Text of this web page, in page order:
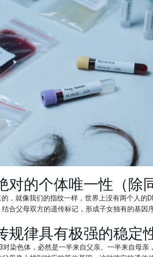
对的个体唯一性（除
，就像我们的指纹一样，世界上没有两个人的
合父母双方的遗传标记，形成子女独有的基因
规律具有极强的稳定
染色体，必然是一半来自父亲、一半来自母亲